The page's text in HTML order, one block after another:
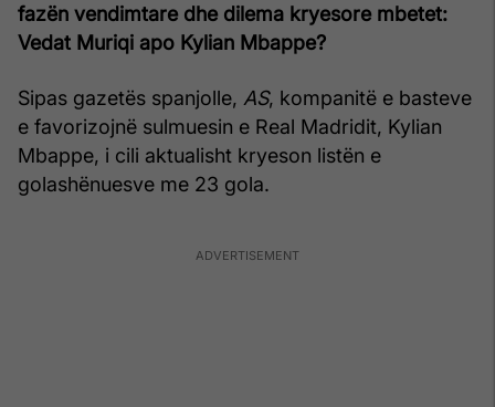
fazën vendimtare dhe dilema kryesore mbetet:
Vedat Muriqi apo Kylian Mbappe?
Sipas gazetës spanjolle, AS, kompanitë e basteve
e favorizojnë sulmuesin e Real Madridit, Kylian
Mbappe, i cili aktualisht kryeson listën e
golashënuesve me 23 gola.